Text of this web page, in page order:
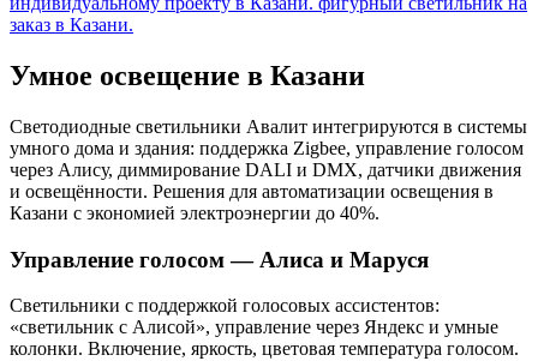
заказ в Казани.
Умное освещение в Казани
Светодиодные светильники Авалит интегрируются в системы
умного дома и здания: поддержка Zigbee, управление голосом
через Алису, диммирование DALI и DMX, датчики движения
и освещённости. Решения для автоматизации освещения в
Казани с экономией электроэнергии до 40%.
Управление голосом — Алиса и Маруся
Светильники с поддержкой голосовых ассистентов:
«светильник с Алисой», управление через Яндекс и умные
колонки. Включение, яркость, цветовая температура голосом.